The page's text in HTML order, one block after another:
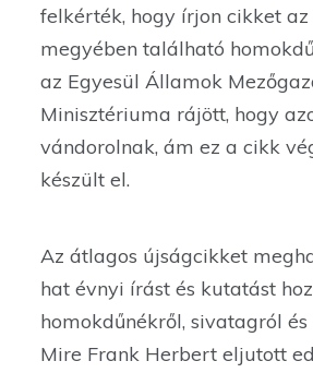
felkérték, hogy írjon cikket az
megyében található
az Egyesül Államok
Minisztériuma rájött, hogy
vándorolnak, ám ez a cikk
készült el.
Az átlagos újságcikket
hat évnyi írást és kutatást
homokdűnékről, sivatagról
Mire Frank Herbert eljutott